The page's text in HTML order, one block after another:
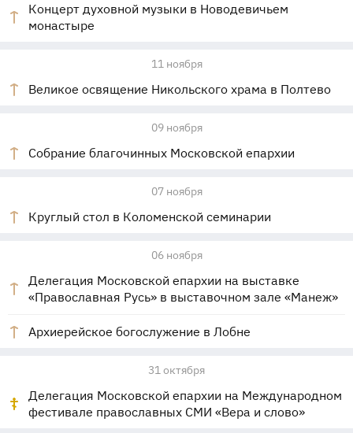
Концерт духовной музыки в Новодевичьем
монастыре
11 ноября
Великое освящение Никольского храма в Полтево
09 ноября
Собрание благочинных Московской епархии
07 ноября
Круглый стол в Коломенской семинарии
06 ноября
Делегация Московской епархии на выставке
«Православная Русь» в выставочном зале «Манеж»
Архиерейское богослужение в Лобне
31 октября
Делегация Московской епархии на Международном
фестивале православных СМИ «Вера и слово»